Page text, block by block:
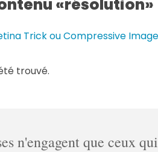
résolution
Trick ou Compressive
trouvé.
n'engagent que ceux